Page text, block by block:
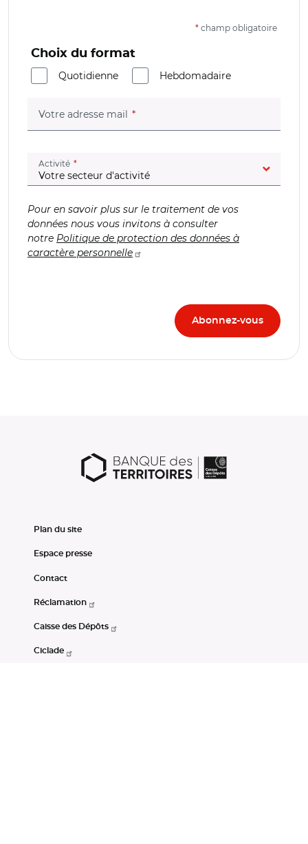
* champ obligatoire
Choix du format
Quotidienne
Hebdomadaire
Votre adresse mail (champ obligatoire)
Activité (champ obligatoire)
Pour en savoir plus sur le traitement de vos
données nous vous invitons à consulter
notre Politique de protection des données à
caractère personnelle
Plan du site
Espace presse
Contact
Réclamation
Caisse des Dépôts
Ciclade